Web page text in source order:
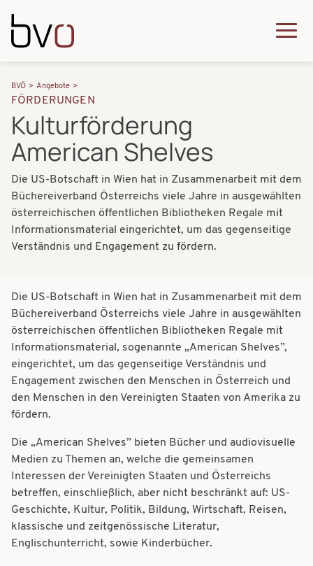
k
m
e
n
u
u
p
t
n
a
v
g
a
t
i
o
n
P
f
a
d
n
a
v
i
a
t
i
o
n
BVÖ Angebote
FÖRDERUNGEN
Kulturförderung
American Shelves
Die US-Botschaft in Wien hat in Zusammenarbeit mit dem
Büchereiverband Österreichs viele Jahre in ausgewählten
österreichischen öffentlichen Bibliotheken Regale mit
Informationsmaterial eingerichtet, um das gegenseitige
Verständnis und Engagement zu fördern.
Die US-Botschaft in Wien hat in Zusammenarbeit mit dem
Büchereiverband Österreichs viele Jahre in ausgewählten
österreichischen öffentlichen Bibliotheken Regale mit
Informationsmaterial, sogenannte „American Shelves”,
eingerichtet, um das gegenseitige Verständnis und
Engagement zwischen den Menschen in Österreich und
den Menschen in den Vereinigten Staaten von Amerika zu
fördern.
Die „American Shelves” bieten Bücher und audiovisuelle
Medien zu Themen an, welche die gemeinsamen
Interessen der Vereinigten Staaten und Österreichs
betreffen, einschließlich, aber nicht beschränkt auf: US-
Geschichte, Kultur, Politik, Bildung, Wirtschaft, Reisen,
klassische und zeitgenössische Literatur,
Englischunterricht, sowie Kinderbücher.